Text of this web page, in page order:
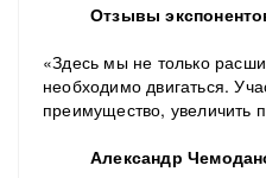
Отзывы
«Здесь мы не только
необходимо двигаться.
преимущество, увеличить
Александр